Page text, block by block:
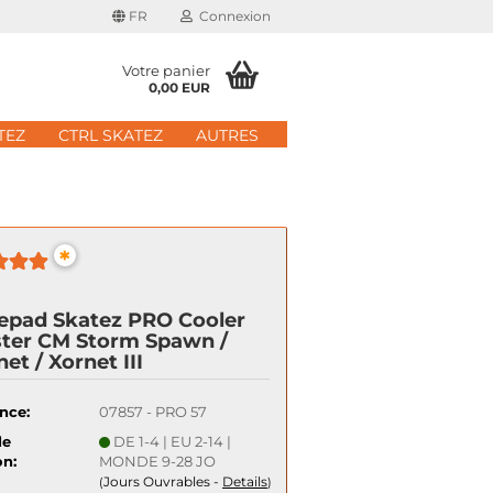
FR Connexion
nouveau compte
passe oublié?
Votre panier
0,00 EUR
CTRL SKATEZ AUTRES
*
Skatez PRO Cooler
CM Storm Spawn /
/ Xornet III
07857 - PRO 57
DE 1-4 | EU 2-14 |
MONDE 9-28 JO
(Jours Ouvrables - Details)